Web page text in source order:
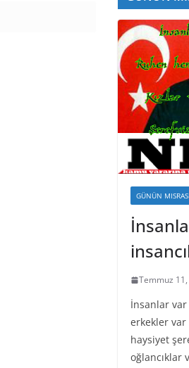
GÜNÜN MISRASI
Temmuz
İnsanlar
erkekler var
haysiyet
oğlancıklar